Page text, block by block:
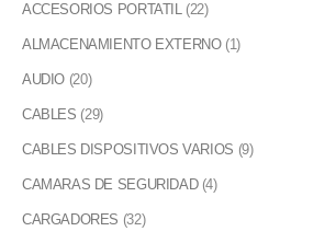
ACCESORIOS PORTATIL (22)
ALMACENAMIENTO EXTERNO (1)
AUDIO (20)
CABLES (29)
CABLES DISPOSITIVOS VARIOS (9)
CAMARAS DE SEGURIDAD (4)
CARGADORES (32)